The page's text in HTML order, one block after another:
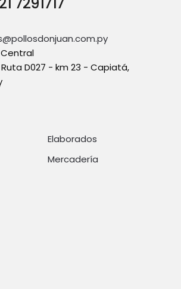
Ruta D027 - km 23 - Capiatá,
Elaborados
Mercadería